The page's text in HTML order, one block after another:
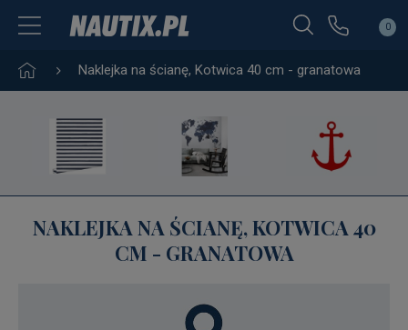
0
Naklejka na ścianę, Kotwica 40 cm - granatowa
NAKLEJKA NA ŚCIANĘ, KOTWICA 40
CM - GRANATOWA